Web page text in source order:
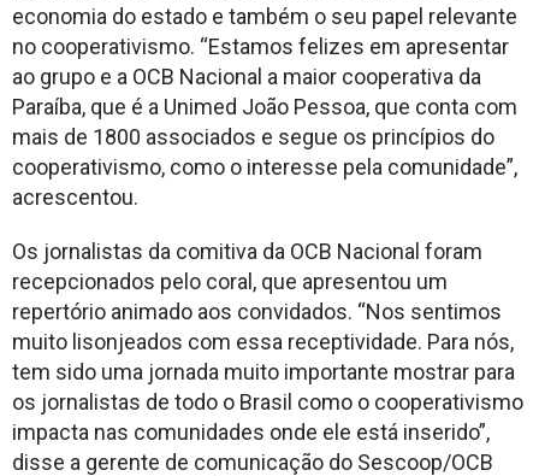
economia do estado e também o seu papel relevante
no cooperativismo. “Estamos felizes em apresentar
ao grupo e a OCB Nacional a maior cooperativa da
Paraíba, que é a Unimed João Pessoa, que conta com
mais de 1800 associados e segue os princípios do
cooperativismo, como o interesse pela comunidade”,
acrescentou.
Os jornalistas da comitiva da OCB Nacional foram
recepcionados pelo coral, que apresentou um
repertório animado aos convidados. “Nos sentimos
muito lisonjeados com essa receptividade. Para nós,
tem sido uma jornada muito importante mostrar para
os jornalistas de todo o Brasil como o cooperativismo
impacta nas comunidades onde ele está inserido”,
disse a gerente de comunicação do Sescoop/OCB